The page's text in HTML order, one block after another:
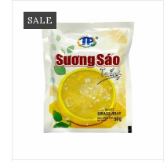
SALE